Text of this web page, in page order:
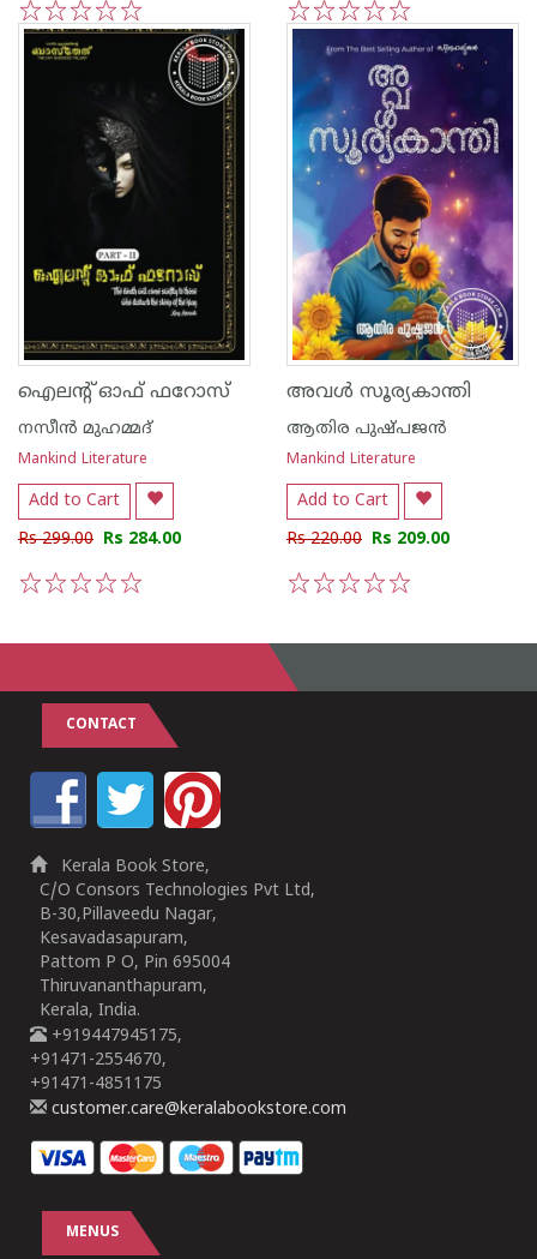
5
4
3
2
1 5
4
3
2
1
ഐലന്റ് ഓഫ് ഫറോസ്
നസീൻ മുഹമ്മദ്
Mankind Literature
Add to Cart
Rs 299.00 Rs 284.00
അവൾ സൂര്യകാന്തി
ആതിര പുഷ്പജന്‍
Mankind Literature
Add to Cart
Rs 220.00 Rs 209.00
CONTACT
Kerala Book Store,
C/O Consors Technologies Pvt Ltd,
B-30,Pillaveedu Nagar,
Kesavadasapuram,
Pattom P O, Pin 695004
Thiruvananthapuram,
Kerala, India.
+919447945175,
+91471-2554670,
+91471-4851175
customer.care@keralabookstore.com
MENUS